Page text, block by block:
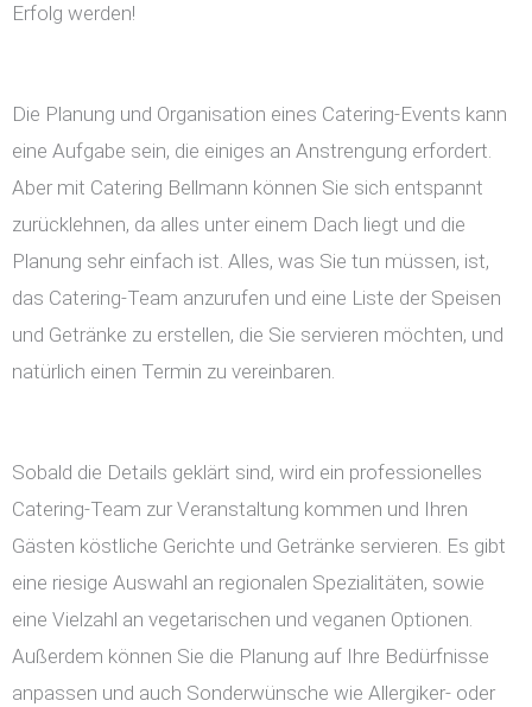
Erfolg werden!
Die Planung und Organisation eines Catering-Events kann
eine Aufgabe sein, die einiges an Anstrengung erfordert.
Aber mit Catering Bellmann können Sie sich entspannt
zurücklehnen, da alles unter einem Dach liegt und die
Planung sehr einfach ist. Alles, was Sie tun müssen, ist,
das Catering-Team anzurufen und eine Liste der Speisen
und Getränke zu erstellen, die Sie servieren möchten, und
natürlich einen Termin zu vereinbaren.
Sobald die Details geklärt sind, wird ein professionelles
Catering-Team zur Veranstaltung kommen und Ihren
Gästen köstliche Gerichte und Getränke servieren. Es gibt
eine riesige Auswahl an regionalen Spezialitäten, sowie
eine Vielzahl an vegetarischen und veganen Optionen.
Außerdem können Sie die Planung auf Ihre Bedürfnisse
anpassen und auch Sonderwünsche wie Allergiker- oder